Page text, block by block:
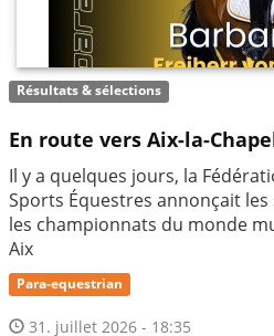
Résultats & sélections
En route vers Aix-la-
Il y a quelques jours, la
Sports Équestres annonçait
les championnats du monde
Aix
Para-equestrian
31. juillet 2026 - 18:35